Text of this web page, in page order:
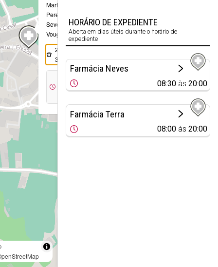
Martins
Pereira, , 610
Sever do
Vouga
234 558
304
08:00
HORÁRIO DE EXPEDIENTE
Aberta em dias úteis durante o horário de
expediente
Farmácia Neves
08:30 às20:00
Farmácia Terra
08:00 às20:00